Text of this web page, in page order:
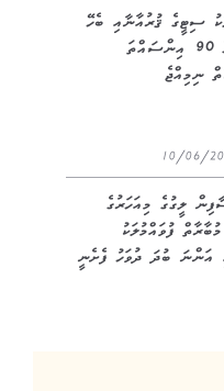
ސިޓީގެ ޤުރުއާނާއި ބެހޭ
މަރުކަޒުގެ 90 އިންސައްތަ
ނިމިއްޖެ
ލީގުގެ މިއަހަރުގެ
ފުވައްމުލަކު
އަންނަ ބުދަ ދުވަހު ފެށެނީ